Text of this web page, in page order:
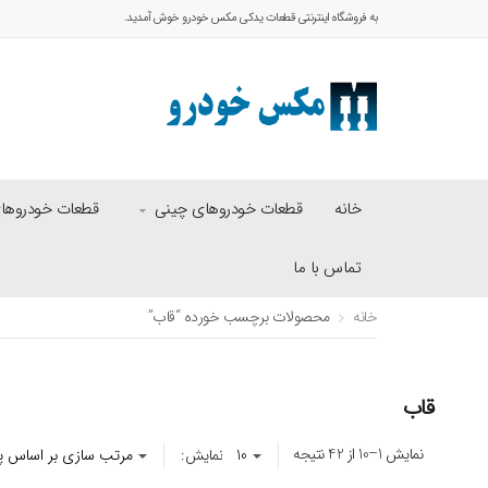
به فروشگاه اینترنتی قطعات یدکی مکس خودرو خوش آمدید.
خانه قطعات خودروهای چینی قطعات
تماس با ما
خانه محصولات برچسب خورده “قاب”
قاب
نمایش 1–10 از 42 نتیجه نمایش: